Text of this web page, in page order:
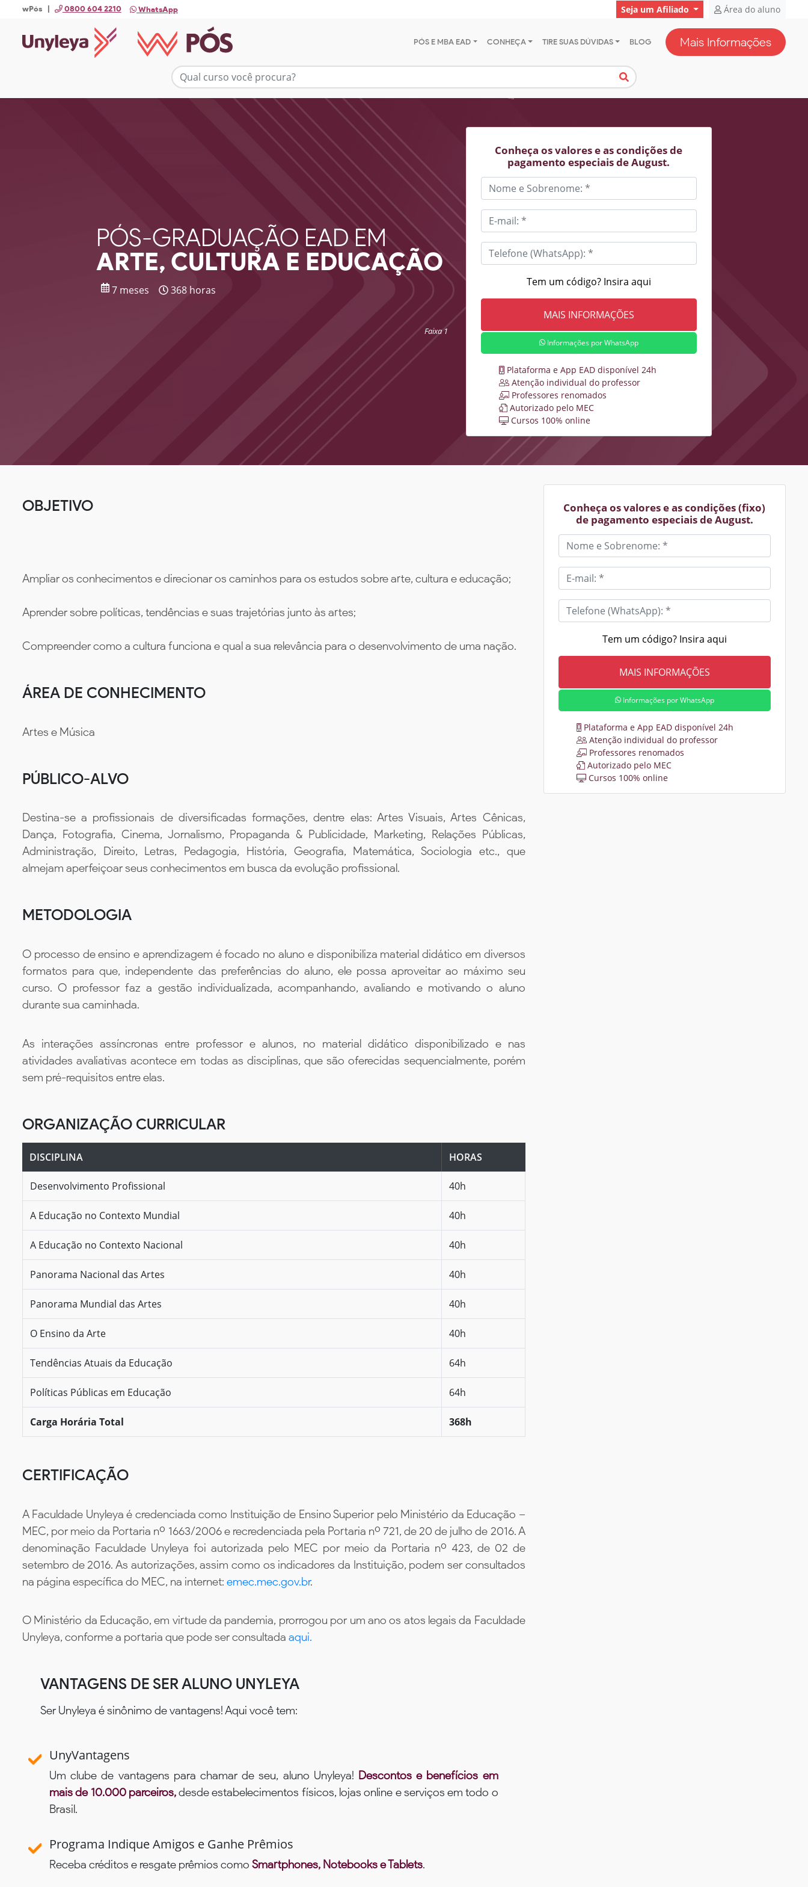
wPós | 0800 604 2210 WhatsApp Seja um Afiliado Área do aluno
PÓS E MBA EAD CONHEÇA TIRE SUAS DÚVIDAS BLOG Mais Informações
PÓS-GRADUAÇÃO EAD EM
ARTE, CULTURA E EDUCAÇÃO
7 meses 368 horas
Faixa 1
Conheça os valores e as condições de
pagamento especiais de August.
Tem um código? Insira aqui
Informações por WhatsApp
Plataforma e App EAD disponível 24h
Atenção individual do professor
Professores renomados
Autorizado pelo MEC
Cursos 100% online
OBJETIVO
Ampliar os conhecimentos e direcionar os caminhos para os estudos sobre arte, cultura e educação;
Aprender sobre políticas, tendências e suas trajetórias junto às artes;
Compreender como a cultura funciona e qual a sua relevância para o desenvolvimento de uma nação.
ÁREA DE CONHECIMENTO
Artes e Música
PÚBLICO-ALVO
Destina-se a profissionais de diversificadas formações, dentre elas: Artes Visuais, Artes Cênicas,
Dança, Fotografia, Cinema, Jornalismo, Propaganda & Publicidade, Marketing, Relações Públicas,
Administração, Direito, Letras, Pedagogia, História, Geografia, Matemática, Sociologia etc., que
almejam aperfeiçoar seus conhecimentos em busca da evolução profissional.
METODOLOGIA
O processo de ensino e aprendizagem é focado no aluno e disponibiliza material didático em diversos
formatos para que, independente das preferências do aluno, ele possa aproveitar ao máximo seu
curso. O professor faz a gestão individualizada, acompanhando, avaliando e motivando o aluno
durante sua caminhada.
As interações assíncronas entre professor e alunos, no material didático disponibilizado e nas
atividades avaliativas acontece em todas as disciplinas, que são oferecidas sequencialmente, porém
sem pré-requisitos entre elas.
ORGANIZAÇÃO CURRICULAR
DISCIPLINA HORAS
Desenvolvimento Profissional 40h
A Educação no Contexto Mundial 40h
A Educação no Contexto Nacional 40h
Panorama Nacional das Artes 40h
Panorama Mundial das Artes 40h
O Ensino da Arte 40h
Tendências Atuais da Educação 64h
Políticas Públicas em Educação 64h
Carga Horária Total 368h
CERTIFICAÇÃO
A Faculdade Unyleya é credenciada como Instituição de Ensino Superior pelo Ministério da Educação –
MEC, por meio da Portaria nº 1663/2006 e recredenciada pela Portaria nº 721, de 20 de julho de 2016. A
denominação Faculdade Unyleya foi autorizada pelo MEC por meio da Portaria nº 423, de 02 de
setembro de 2016. As autorizações, assim como os indicadores da Instituição, podem ser consultados
na página específica do MEC, na internet: emec.mec.gov.br.
O Ministério da Educação, em virtude da pandemia, prorrogou por um ano os atos legais da Faculdade
Unyleya, conforme a portaria que pode ser consultada aqui.
VANTAGENS DE SER ALUNO UNYLEYA
Ser Unyleya é sinônimo de vantagens! Aqui você tem:
UnyVantagens
Um clube de vantagens para chamar de seu, aluno Unyleya! Descontos e benefícios em
mais de 10.000 parceiros,desde estabelecimentos físicos, lojas online e serviços em todo o
Brasil.
Programa Indique Amigos e Ganhe Prêmios
Receba créditos e resgate prêmios como Smartphones, Notebooks e Tablets.
Conheça os valores e as condições (fixo)
de pagamento especiais de August.
Tem um código? Insira aqui
Informações por WhatsApp
Plataforma e App EAD disponível 24h
Atenção individual do professor
Professores renomados
Autorizado pelo MEC
Cursos 100% online